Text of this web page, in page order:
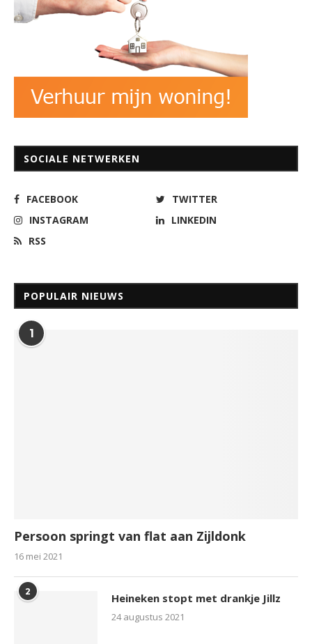
SOCIALE NETWERKEN
FACEBOOK
TWITTER
INSTAGRAM
LINKEDIN
RSS
POPULAIR NIEUWS
1
Persoon springt van flat aan Zijldonk
16 mei 2021
2 Heineken stopt met drankje Jillz
24 augustus 2021